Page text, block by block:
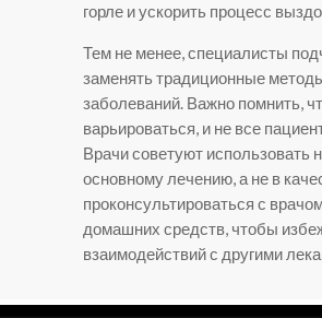
горле и ускорить процесс
Тем не менее, специалисты
заменять традиционные
заболеваний. Важно помнить,
варьироваться, и не все
Врачи советуют использовать
основному лечению, а не в
проконсультироваться с
домашних средств, чтобы
взаимодействий с другими